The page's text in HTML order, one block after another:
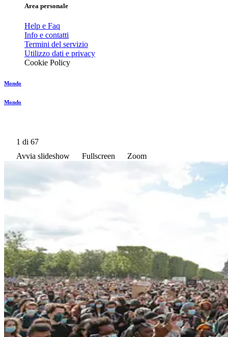
Area personale
Help e Faq
Info e contatti
Termini del servizio
Utilizzo dati e privacy
Cookie Policy
Mondo
Mondo
1 di 67
Avvia slideshow
Fullscreen Zoom